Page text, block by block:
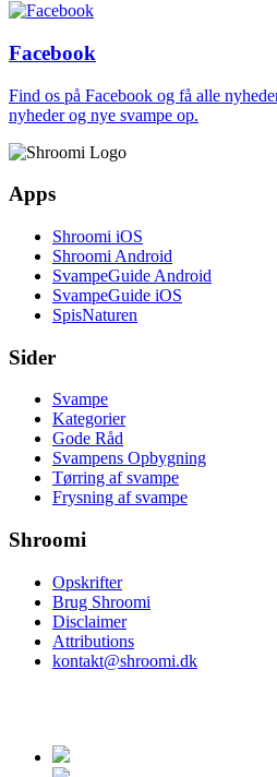
Facebook
Find os på Facebook og få alle
nyheder og nye svampe op.
Apps
Shroomi iOS
Shroomi Android
SvampeGuide Android
SvampeGuide iOS
SpisNaturen
Sider
Svampe
Kategorier
Gode Råd
Svampens Opbygning
Tørring af svampe
Frysning af svampe
Shroomi
Opskrifter
Brug Shroomi
Disclaimer
Attributions
kontakt@shroomi.dk